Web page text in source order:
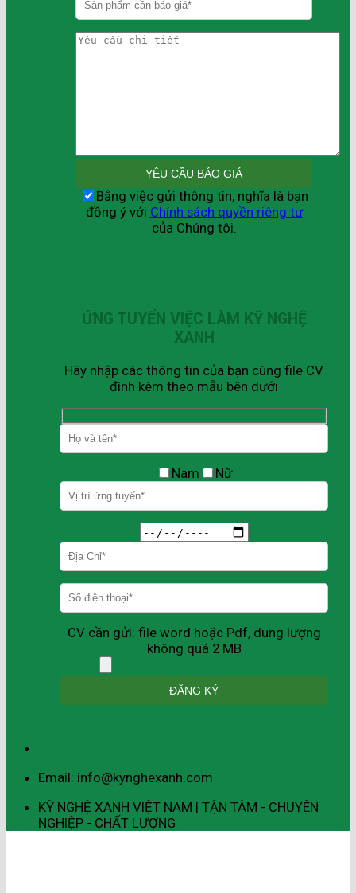
Bằng việc gửi thông tin, nghĩa là bạn
đồng ý với Chính sách quyền riêng tư
của Chúng tôi.
ỨNG TUYỂN VIỆC LÀM KỸ NGHỆ
XANH
Hãy nhập các thông tin của bạn cùng file CV
đính kèm theo mẫu bên dưới
Nam Nữ
CV cần gửi: file word hoặc Pdf, dung lượng
không quá 2 MB
Email: info@kynghexanh.com
KỸ NGHỆ XANH VIỆT NAM | TẬN TÂM - CHUYÊN
NGHIỆP - CHẤT LƯỢNG